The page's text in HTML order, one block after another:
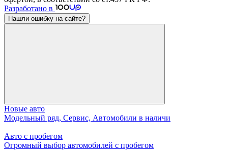
Разработано в
Нашли ошибку на сайте?
Новые авто
Модельный ряд, Сервис, Автомобили в наличи
Авто с пробегом
Огромный выбор автомобилей с пробегом